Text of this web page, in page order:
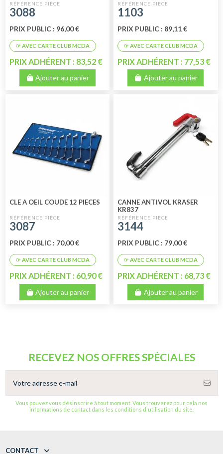
3088
PRIX PUBLIC : 96,00 €
PRIX ADHÉRENT : 83,52 €
Ajouter au panier
1103
PRIX PUBLIC : 89,11 €
PRIX ADHÉRENT : 77,53 €
Ajouter au panier
CLE A OEIL COUDE 12 PIECES
3087
PRIX PUBLIC : 70,00 €
PRIX ADHÉRENT : 60,90 €
Ajouter au panier
CANNE ANTIVOL KRASER
KR837
3144
PRIX PUBLIC : 79,00 €
PRIX ADHÉRENT : 68,73 €
Ajouter au panier
RECEVEZ NOS OFFRES SPÉCIALES
Vous pouvez vous désinscrire à tout moment. Vous trouverez pour cela nos
informations de contact dans les conditions d'utilisation du site.
CONTACT